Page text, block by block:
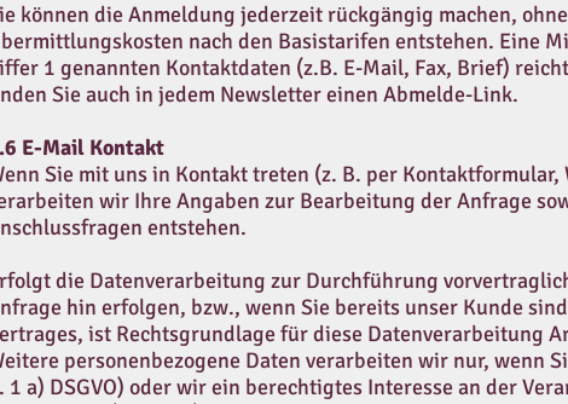
können die Anmeldung jederzeit rückgängig machen,
nach den Basistarifen entstehen. Eine
1 genannten Kontaktdaten (z.B. E-Mail, Fax, Brief)
Sie auch in jedem Newsletter einen Abmelde-Link.
E-Mail Kontakt
Sie mit uns in Kontakt treten (z. B. per Kontaktformular,
wir Ihre Angaben zur Bearbeitung der Anfrage
entstehen.
die Datenverarbeitung zur Durchführung
hin erfolgen, bzw., wenn Sie bereits unser Kunde
ist Rechtsgrundlage für diese Datenverarbeitung
personenbezogene Daten verarbeiten wir nur, wenn
1 a) DSGVO) oder wir ein berechtigtes Interesse an der